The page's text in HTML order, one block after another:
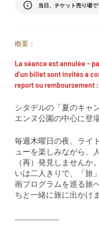
当日、チケット売り場
概要：
La séance est annulée –
d’un billet sont invités à
report ou remboursement :
シタデルの「夏のキャ
エンヌ公園の中心に登
毎週木曜日の夜、ライ
ューを楽しみながら、
（再）発見しませんか
いは二人きりで、「旅
画プログラムを巡る旅
ちと一緒に旅に出かけ